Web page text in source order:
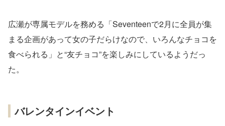
広瀬が専属モデルを務める「Seventeenで2月に全員が集
まる企画があって女の子だらけなので、いろんなチョコを
食べられる」と“友チョコ”を楽しみにしているようだっ
た。
バレンタインイベント